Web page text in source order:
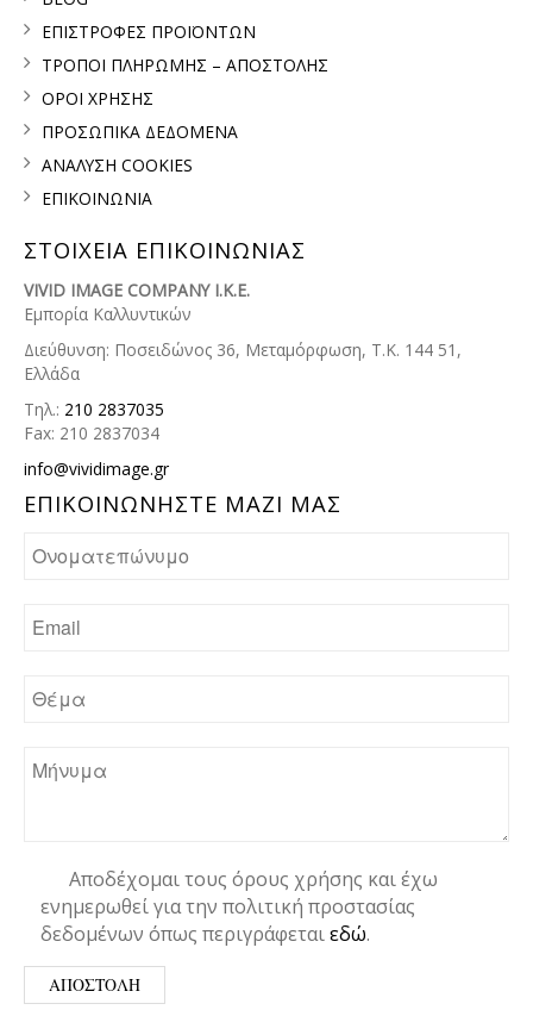
ΕΠΙΣΤΡΟΦΕΣ ΠΡΟΪΟΝΤΩΝ
ΤΡΟΠΟΙ ΠΛΗΡΩΜΗΣ – ΑΠΟΣΤΟΛΗΣ
ΟΡΟΙ ΧΡΗΣΗΣ
ΠΡΟΣΩΠΙΚΑ ΔΕΔΟΜΕΝΑ
ΑΝΑΛΥΣΗ COOKIES
ΕΠΙΚΟΙΝΩΝΙΑ
ΣΤΟΙΧΕΙΑ ΕΠΙΚΟΙΝΩΝΙΑΣ
VIVID IMAGE COMPANY I.K.E.
Εμπορία Καλλυντικών
Διεύθυνση: Ποσειδώνος 36, Μεταμόρφωση, Τ.Κ. 144 51,
Ελλάδα
Τηλ.: 210 2837035
Fax: 210 2837034
info@vividimage.gr
ΕΠΙΚΟΙΝΩΝHΣΤΕ ΜΑΖΙ ΜΑΣ
Αποδέχομαι τους όρους χρήσης και έχω
ενημερωθεί για την πολιτική προστασίας
δεδομένων όπως περιγράφεταιεδώ.